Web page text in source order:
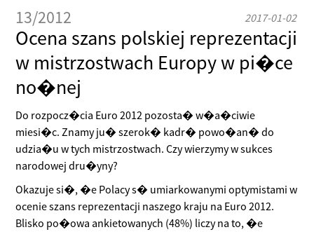
13/2012 2017-01-02
Ocena szans polskiej reprezentacji
w mistrzostwach Europy w pi�ce
no�nej
Do rozpocz�cia Euro 2012 pozosta� w�a�ciwie
miesi�c. Znamy ju� szerok� kadr� powo�an� do
udzia�u w tych mistrzostwach. Czy wierzymy w sukces
narodowej dru�yny?
Okazuje si�, �e Polacy s� umiarkowanymi optymistami w
ocenie szans reprezentacji naszego kraju na Euro 2012.
Blisko po�owa ankietowanych (48%) liczy na to, �e